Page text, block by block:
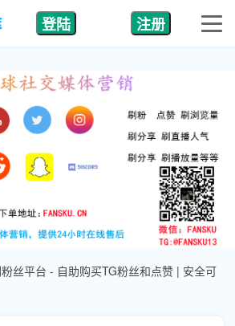
登陆 注册
丝平台 - 自助购买TG粉丝和点赞 | 安全可